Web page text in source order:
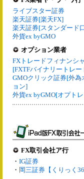
ライブスター証券
楽天証券[楽天FX]
楽天証券[スタンダード
外貨ex byGMO
オプション業者
FXトレードフィナンシ
[FXTFバイナリートレー
GMOクリック証券[外為
ョン]
外貨ex byGMO[オプト
FX取引会社ア行
・ IG証券
・ 岡三証券【くりっく